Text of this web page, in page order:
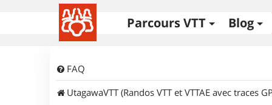
Parcours VTT Blog
FAQ
UtagawaVTT (Randos VTT et VTTAE avec traces